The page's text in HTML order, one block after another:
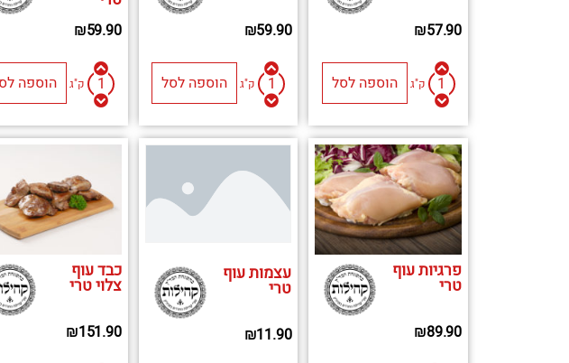
₪57.90
ק"ג הוספה לסל
₪59.90
ק"ג הוספה לסל
₪59.90
ק"ג הוספה
פרגיות עוף
טרי
₪89.90
עצמות עוף
טרי
₪11.90
כבד עוף
צלוי טרי
₪151.90